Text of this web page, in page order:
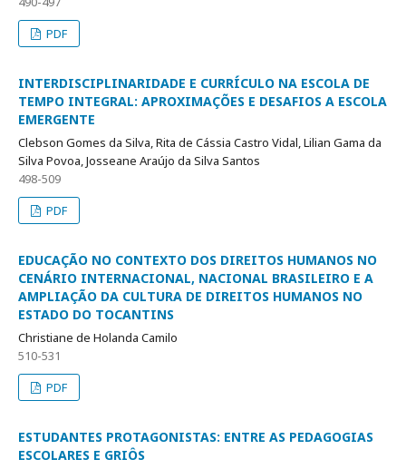
PDF
INTERDISCIPLINARIDADE E CURRÍCULO NA ESCOLA DE
TEMPO INTEGRAL: APROXIMAÇÕES E DESAFIOS A ESCOLA
EMERGENTE
Clebson Gomes da Silva, Rita de Cássia Castro Vidal, Lilian Gama da
Silva Povoa, Josseane Araújo da Silva Santos
498-509
PDF
EDUCAÇÃO NO CONTEXTO DOS DIREITOS HUMANOS NO
CENÁRIO INTERNACIONAL, NACIONAL BRASILEIRO E A
AMPLIAÇÃO DA CULTURA DE DIREITOS HUMANOS NO
ESTADO DO TOCANTINS
Christiane de Holanda Camilo
510-531
PDF
ESTUDANTES PROTAGONISTAS: ENTRE AS PEDAGOGIAS
ESCOLARES E GRIÔS